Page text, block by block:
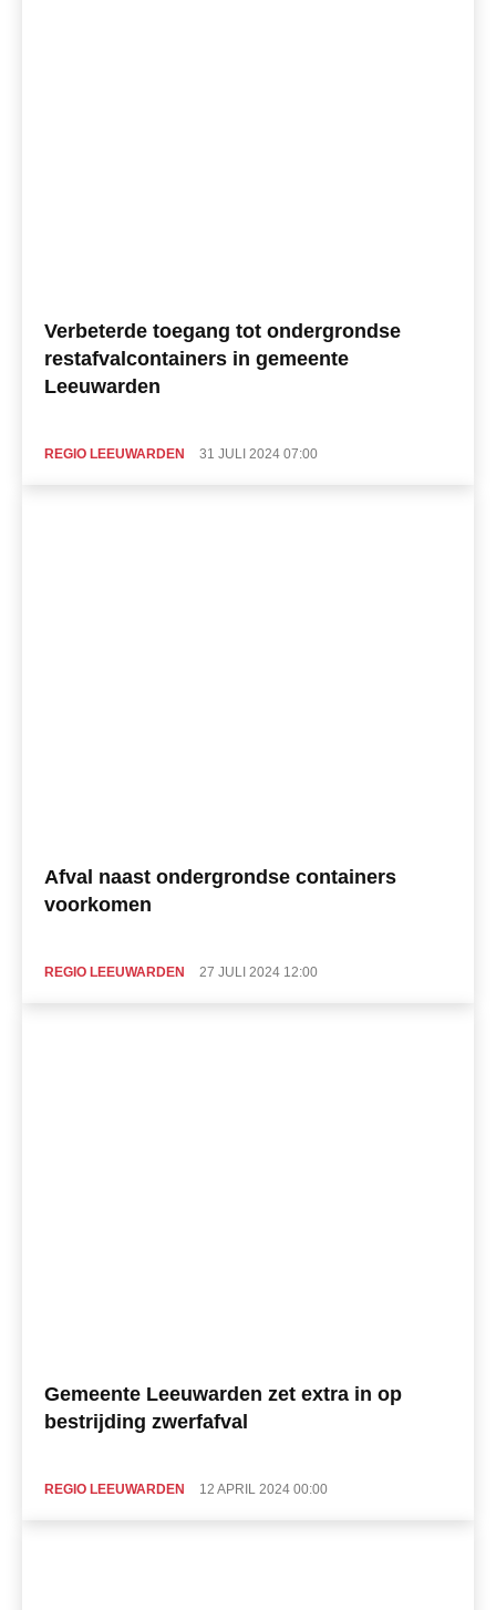
Verbeterde toegang tot ondergrondse
restafvalcontainers in gemeente
Leeuwarden
REGIO LEEUWARDEN 31 JULI 2024 07:00
Afval naast ondergrondse containers
voorkomen
REGIO LEEUWARDEN 27 JULI 2024 12:00
Gemeente Leeuwarden zet extra in op
bestrijding zwerfafval
REGIO LEEUWARDEN 12 APRIL 2024 00:00